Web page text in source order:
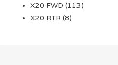
X20 FWD (113)
X20 RTR (8)